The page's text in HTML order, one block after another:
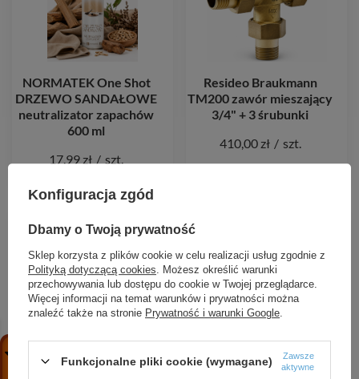
NORMATEK One Shot
DRZEWO SANDAŁOWE
neutralizator zapachów
600 ml
17,99 zł / szt.
Resideo Braukmann
TM200 zawór mieszający
3/4" + 3 śrubunki
410,00 zł / szt.
Melon neutralizator
NORMATEK One Shot
Corleone neutralizator
Konfiguracja zgód
Dbamy o Twoją prywatność
Sklep korzysta z plików cookie w celu realizacji usług zgodnie z
Polityką dotyczącą cookies . Możesz określić warunki
przechowywania lub dostępu do cookie w Twojej przeglądarce.
Więcej informacji na temat warunków i prywatności można
znaleźć także na stronie Prywatność i warunki Google
Funkcjonalne pliki cookie (wymagane)
Zawsze
aktywne